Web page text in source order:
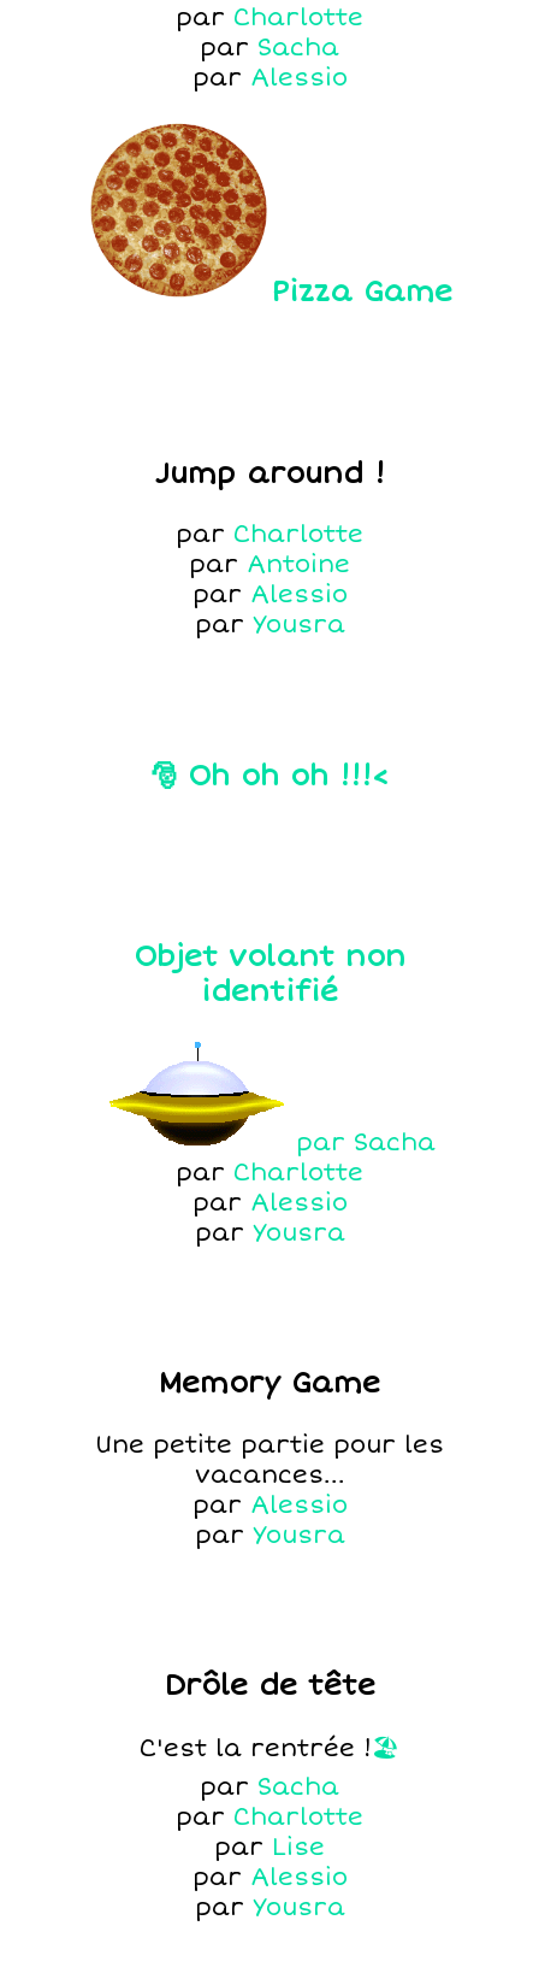
par Charlotte
par Sacha
par Alessio
Pizza Game
Jump around !
par Charlotte
par Antoine
par Alessio
par Yousra
🎅 Oh oh oh !!!<
Objet volant non
identifié
par Sacha
par Charlotte
par Alessio
par Yousra
Memory Game
Une petite partie pour les
vacances...
par Alessio
par Yousra
Drôle de tête
C'est la rentrée !🏖️
par Sacha
par Charlotte
par Lise
par Alessio
par Yousra